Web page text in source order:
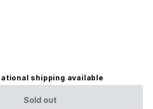
shipping available
Sold out